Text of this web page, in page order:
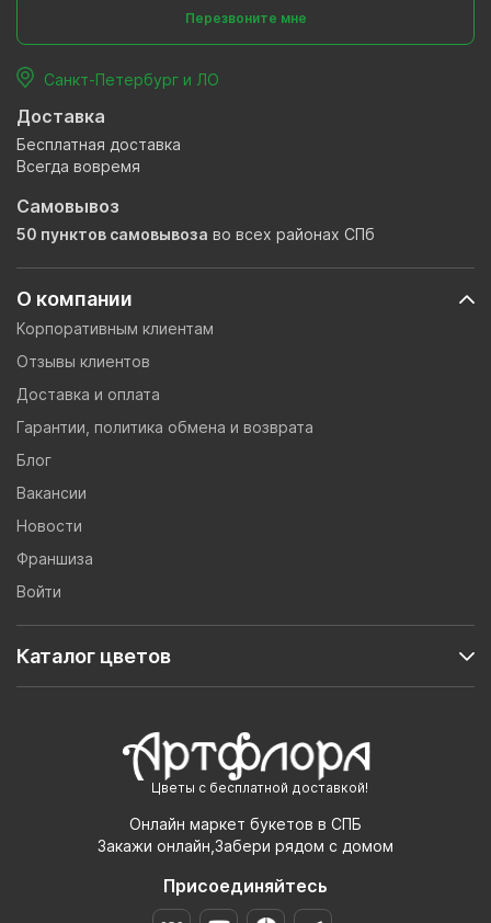
Цветы с бесплатной доставкой!
Онлайн маркет букетов в СПБ
Закажи онлайн,Забери рядом с домом
Присоединяйтесь
О компании
Корпоративным клиентам
Отзывы клиентов
Доставка и оплата
Гарантии, политика обмена и возврата
Блог
Вакансии
Новости
Франшиза
Войти
Каталог цветов
Перезвоните мне
Санкт-Петербург и ЛО
Доставка
Бесплатная доставка
Всегда вовремя
Самовывоз
50 пунктов самовывоза во всех районах СПб